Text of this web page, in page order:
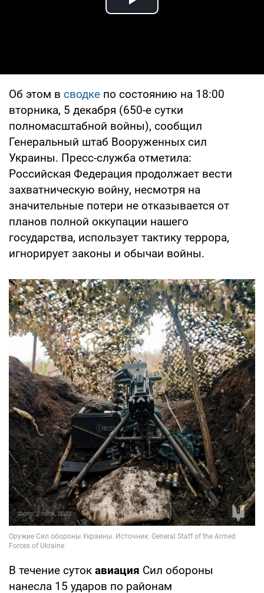
Play Video
Об этом в сводке по состоянию на 18:00
вторника, 5 декабря (650-е сутки
полномасштабной войны), сообщил
Генеральный штаб Вооруженных сил
Украины. Пресс-служба отметила:
Российская Федерация продолжает вести
захватническую войну, несмотря на
значительные потери не отказывается от
планов полной оккупации нашего
государства, использует тактику террора,
игнорирует законы и обычаи войны.
В течение суток авиация Сил обороны
нанесла 15 ударов по районам